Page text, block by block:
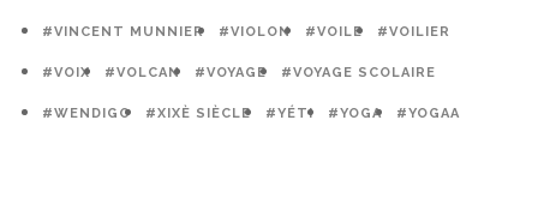
#VINCENT MUNNIER #VIOLON #VOILE #VOILIER
#VOIX #VOLCAN #VOYAGE #VOYAGE SCOLAIRE
#WENDIGO #XIXÈ SIÈCLE #YÉTI #YOGA #YOGAA